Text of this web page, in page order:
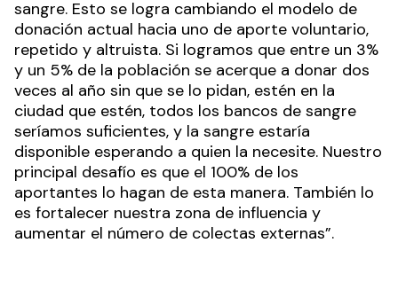
sangre. Esto se logra cambiando el modelo de
donación actual hacia uno de aporte voluntario,
repetido y altruista. Si logramos que entre un 3%
y un 5% de la población se acerque a donar dos
veces al año sin que se lo pidan, estén en la
ciudad que estén, todos los bancos de sangre
seríamos suficientes, y la sangre estaría
disponible esperando a quien la necesite. Nuestro
principal desafío es que el 100% de los
aportantes lo hagan de esta manera. También lo
es fortalecer nuestra zona de influencia y
aumentar el número de colectas externas”.